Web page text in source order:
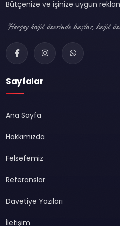
Bütçenize ve işinize uygun
"Herşey kağıt üzerinde başlar, kağıt
Sayfalar
Ana Sayfa
Hakkımızda
Felsefemiz
Referanslar
Davetiye Yazıları
İletişim